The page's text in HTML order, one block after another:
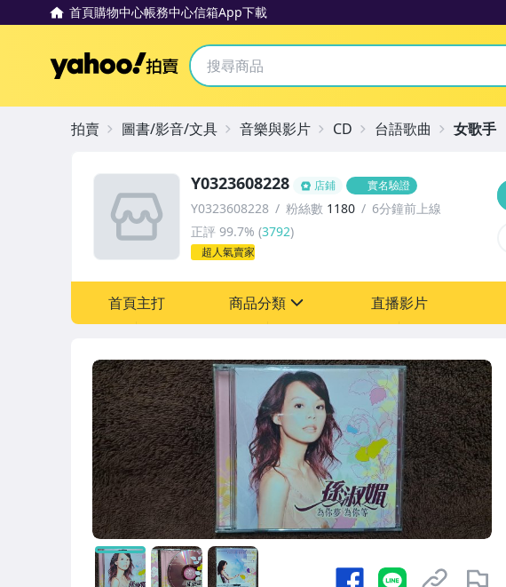
首頁購物中心帳務中心信箱App下載
Yahoo拍賣
Y0323608228 店鋪 實名驗證
Y0323608228 粉絲數 1180
6分鐘前上線
正評 99.7% (3792)
超人氣賣家
首頁主打 商品分類 直播影片
拍賣 圖書/影音/文具 音樂與影片 CD 台語歌曲 女歌手